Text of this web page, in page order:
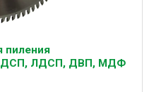
пиления
ДСП, ЛДСП, ДВП, МДФ